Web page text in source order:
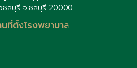
ชลบุรี จ.ชลบุรี 20000
ที่ตั้งโรงพยาบาล